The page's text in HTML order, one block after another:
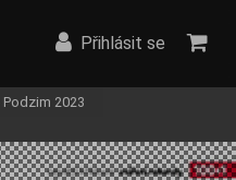
Přihlásit se
Podzim 2023